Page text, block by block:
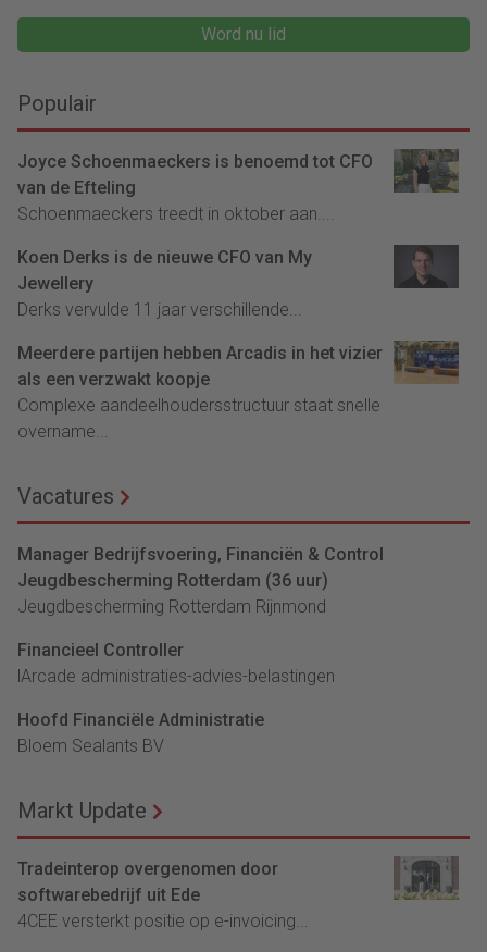
Word nu lid
Populair
Joyce Schoenmaeckers is benoemd tot CFO
van de Efteling
Schoenmaeckers treedt in oktober aan....
Koen Derks is de nieuwe CFO van My
Jewellery
Derks vervulde 11 jaar verschillende...
Meerdere partijen hebben Arcadis in het vizier
als een verzwakt koopje
Complexe aandeelhoudersstructuur staat snelle
overname...
Vacatures
Manager Bedrijfsvoering, Financiën & Control
Jeugdbescherming Rotterdam (36 uur)
Jeugdbescherming Rotterdam Rijnmond
Financieel Controller
lArcade administraties-advies-belastingen
Hoofd Financiële Administratie
Bloem Sealants BV
Markt Update
Tradeinterop overgenomen door
softwarebedrijf uit Ede
4CEE versterkt positie op e-invoicing...